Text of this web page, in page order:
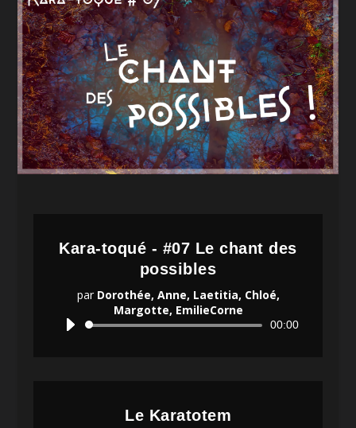
Kara-toqué - #07 Le chant des
possibles
par Dorothée, Anne, Laetitia, Chloé,
Margotte, EmilieCorne
Lecteur
00:00
Le Karatotem